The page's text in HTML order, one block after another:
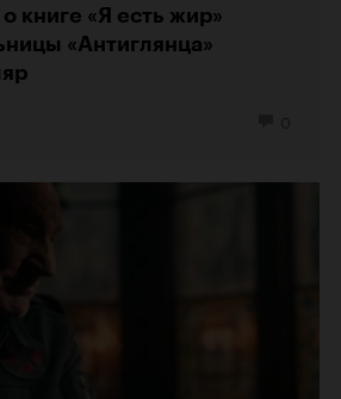
книге «Я есть жир»
«Антиглянца»